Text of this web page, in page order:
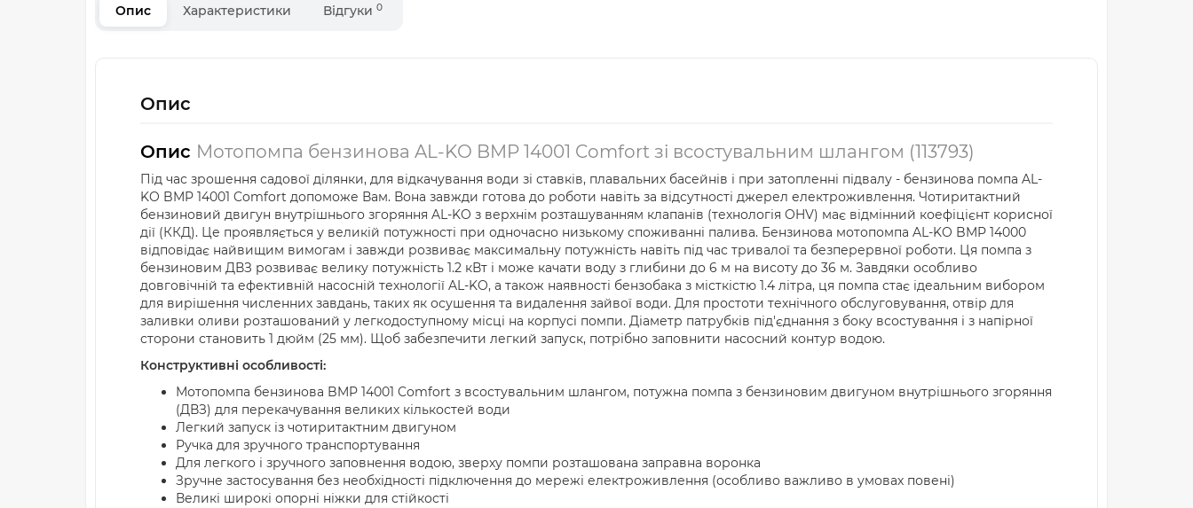
Опис Характеристики Відгуки 0
Опис
Опис Мотопомпа бензинова AL-KO BMP 14001 Comfort зі всостувальним шлангом (113793)
Під час зрошення садової ділянки, для відкачування води зі ставків, плавальних басейнів і при затопленні підвалу - бензинова помпа AL-
KO BMP 14001 Comfort допоможе Вам. Вона завжди готова до роботи навіть за відсутності джерел електроживлення. Чотиритактний
бензиновий двигун внутрішнього згоряння AL-KO з верхнім розташуванням клапанів (технологія OHV) має відмінний коефіцієнт корисної
дії (ККД). Це проявляється у великій потужності при одночасно низькому споживанні палива. Бензинова мотопомпа AL-KO BMP 14000
відповідає найвищим вимогам і завжди розвиває максимальну потужність навіть під час тривалої та безперервної роботи. Ця помпа з
бензиновим ДВЗ розвиває велику потужність 1.2 кВт і може качати воду з глибини до 6 м на висоту до 36 м. Завдяки особливо
довговічній та ефективній насосній технології AL-KO, а також наявності бензобака з місткістю 1.4 літра, ця помпа стає ідеальним вибором
для вирішення численних завдань, таких як осушення та видалення зайвої води. Для простоти технічного обслуговування, отвір для
заливки оливи розташований у легкодоступному місці на корпусі помпи. Діаметр патрубків під'єднання з боку всостування і з напірної
сторони становить 1 дюйм (25 мм). Щоб забезпечити легкий запуск, потрібно заповнити насосний контур водою.
Конструктивні особливості:
Мотопомпа бензинова BMP 14001 Comfort з всостувальним шлангом, потужна помпа з бензиновим двигуном внутрішнього згоряння
(ДВЗ) для перекачування великих кількостей води
Легкий запуск із чотиритактним двигуном
Ручка для зручного транспортування
Для легкого і зручного заповнення водою, зверху помпи розташована заправна воронка
Зручне застосування без необхідності підключення до мережі електроживлення (особливо важливо в умовах повені)
Великі широкі опорні ніжки для стійкості